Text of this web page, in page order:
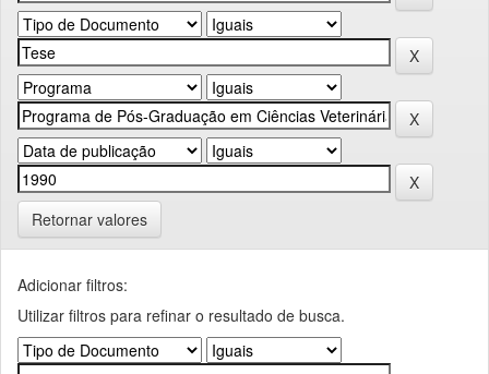
Retornar valores
Adicionar filtros:
Utilizar filtros para refinar o resultado de busca.